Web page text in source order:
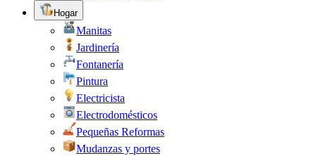
Hogar
Manitas
Jardinería
Fontanería
Pintura
Electricista
Electrodomésticos
Pequeñas Reformas
Mudanzas y portes